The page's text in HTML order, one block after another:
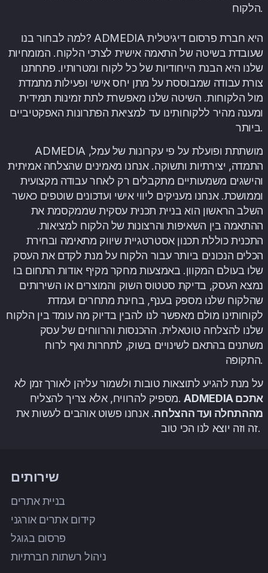
הלקוח.
למה לבחור בנו? ADMEDIA היא חברת פרסום דיגיטלית
שעובדת בשיטה של התאמה אישית לצרכי הלקוח. המומחיות
שלנו היא הבנת הייחודיות של כל לקוח ומטרותיו. פתחתנו
צורת עבודה שמבוססת על מתן יחס אישי ופעילות מתמדת
מול הלקוחות. השיטה שלנו מאפשרת לתת זמינות תמידית
ומענה מהיר ללקוחותינו עד למציאת הפתרונות האפקטיביים
ביותר.
ADMEDIA מושתתת ופועלת על פי עקרונות של עמל,
התמדה, יצירתיות ותשוקה. אנחנו מאמינים שהצלחה אמיתית
והישגים משמעותיים מתקבלים רק לאחר עבודה מקצועית
וממושכת. אנחנו מעניקים ליווי אישי ועדכונים שוטפים כאשר
השלב הראשון הוא בניית תכנית עסקית שממקסמת את
ההתאמה בין השאיפות והרצונות של הלקוח למציאות.
התכנית כוללת תכנון אסטרטגיית שיווק מתאימה ובחירת
הכלים הנכונים ביותר עבור הלקוח על מנת לקדם את העסק
שלו בעולם המקוון. באמצעות מחקר מקיף אודות התחום בו
נמצא העסק, בדיקת סטטוס השוק והמוצרים או השירותים
שהלקוח שלנו מספק בענף, בחינת מתחרים ועמדת
לקוחותינו מולם מאפשר לנו להבין בדיוק מה עומד בין הלקוח
שלנו להצלחה טוטאלית. ההכנסות והרווחים של עסק
משתנים בהתאם לשינויים בשוק, לתחרות ואף לרוח
התקופה.
על מנת להגיע לתוצאות טובות ולשמור עליהן לאורך זמן לא
מספיק להרוויח, אלא צריך להצליח.ADMEDIA אתכם
מההתחלה ועד ההצלחה. אנחנו פשוט אוהבים לעשות את
זה וזה יוצא לנו הכי טוב.
שירותים
בניית אתרים
קידום אתרים אורגני
פרסום בגוגל
ניהול רשתות חברתיות